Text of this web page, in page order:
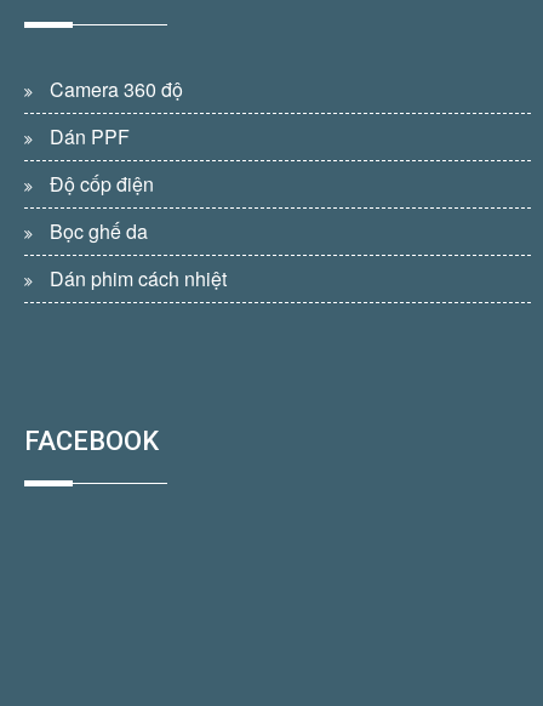
Camera 360 độ
Dán PPF
Độ cốp điện
Bọc ghế da
Dán phim cách nhiệt
FACEBOOK